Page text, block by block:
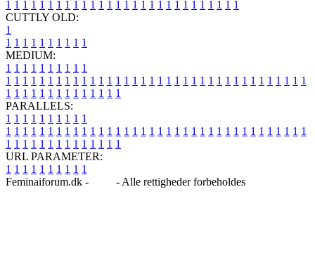
1 1 1 1 1 1 1 1 1 1 1 1 1 1 1 1 1 1 1 1 1 1 1 1 1 1 1 1
CUTTLY OLD:
1
1 1 1 1 1 1 1 1 1 1
MEDIUM:
1 1 1 1 1 1 1 1 1 1
1 1 1 1 1 1 1 1 1 1 1 1 1 1 1 1 1 1 1 1 1 1 1 1 1 1 1 1 1 1 1 1 1 1 1 1
1 1 1 1 1 1 1 1 1 1 1 1 1 1
PARALLELS:
1 1 1 1 1 1 1 1 1 1
1 1 1 1 1 1 1 1 1 1 1 1 1 1 1 1 1 1 1 1 1 1 1 1 1 1 1 1 1 1 1 1 1 1 1 1
1 1 1 1 1 1 1 1 1 1 1 1 1 1
URL PARAMETER:
1 1 1 1 1 1 1 1 1 1
Feminaiforum.dk -
- Alle rettigheder forbeholdes